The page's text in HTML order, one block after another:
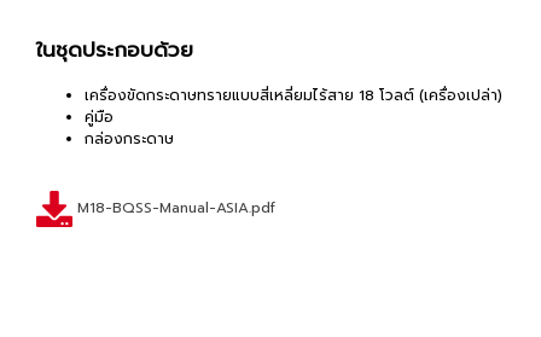
ในชุดประกอบด้วย
เครื่องขัดกระดาษทรายแบบสี่เหลี่ยมไร้สาย 18 โวลต์ (เครื่องเปล่า)
คู่มือ
กล่องกระดาษ
M18-BQSS-Manual-ASIA.pdf